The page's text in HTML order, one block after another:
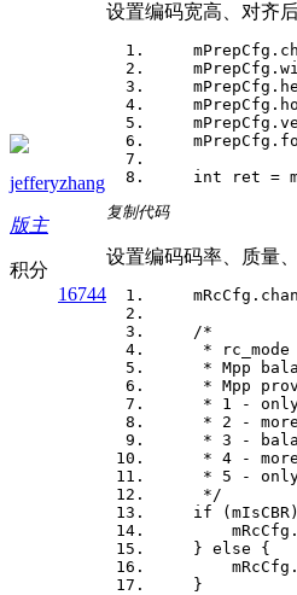
jefferyzhang
版主
积分
16744
设置编码宽高、对齐
int ret =
复制代码
设置编码码率、质量
mRcCfg.change
/*
* rc_mode -
* Mpp
* Mpp
* 1 - only
* 2 - more
* 3 -
* 4 - more
* 5 - only
*/
if
} else {
}